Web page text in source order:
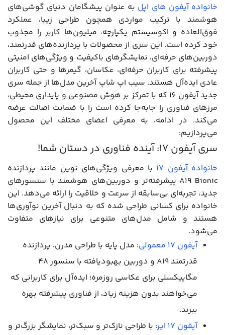
خانواده آیفون های اپل به عنوان پیشگامان دنیای گوشی‌های
هوشمند با ترکیب مواردی همچون طراحی زیبا، عملکرد
فوق‌العاده و اکوسیستم یکپارچه، میلیون‌ها کاربر را مجذوب
خود کرده است. این سری از محصولات با پردازنده‌های قدرتمند،
دوربین‌های حرفه‌ای، نمایشگرهای باکیفیت و ویژگی‌های امنیتی
پیشرفته برای کاربران حرفه‌ای، عکاسان، گیمرها و حتی کاربران
عادی ایده‌آل هستند. سیب اپ شاپ آخرین مدل‌ها از جمله سری
جدید آیفون 16 که با تمرکز بر هوش مصنوعی و پایداری محیطی،
مرزهای فناوری را جابه‌جا کرده است را با ضمانت اصالت عرضه
می‌کند. در ادامه، به معرفی اعضای مختلف این محصول
می‌پردازیم:
سری آیفون 17: آینده فناوری در دستان شما!
خانواده آیفون 17
با معرفی ویژگی‌های نوین مانند پردازنده
A19 Bionic پیشرفته‌تر و دوربین‌های هوشمند با سنسورهای
جدید، تجربه‌ای بی‌سابقه از سرعت و خلاقیت را ارائه می‌دهد. این
خانواده برای کسانی طراحی شده که به دنبال آخرین نوآوری‌ها
هستند و شامل مدل‌های متنوعی برای نیازهای متفاوت
می‌شود.
آیفون 17 معمولی
: مدل پایه با طراحی مدرن، پردازنده
قدرتمند A19 و دوربین بهبودیافته با سنسور ۴۸
مگاپیکسلی برای عکاسی روزمره؛ ایده‌آل برای کاربرانی که
می‌خواهند بدون هزینه زیاد، از فناوری پیشرفته بهره
ببرند.
آیفون 17 ایر
: با طراحی نازک‌تر و سبک‌تر، نمایشگر بزرگ‌تر و